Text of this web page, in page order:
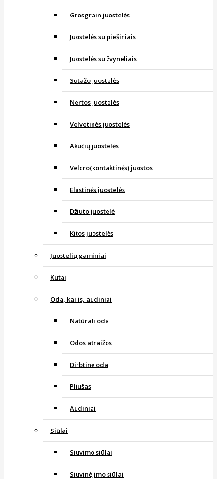
Grosgrain juostelės
Juostelės su piešiniais
Juostelės su žvyneliais
Sutažo juostelės
Nertos juostelės
Velvetinės juostelės
Akučių juostelės
Velcro(kontaktinės) juostos
Elastinės juostelės
Džiuto juostelė
Kitos juostelės
Juostelių gaminiai
Kutai
Oda, kailis, audiniai
Natūrali oda
Odos atraižos
Dirbtinė oda
Pliušas
Audiniai
Siūlai
Siuvimo siūlai
Siuvinėjimo siūlai